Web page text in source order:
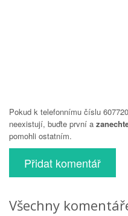
Pokud k telefonnímu číslu
neexistují, buďte první a
pomohli ostatním.
Přidat komentář
Všechny